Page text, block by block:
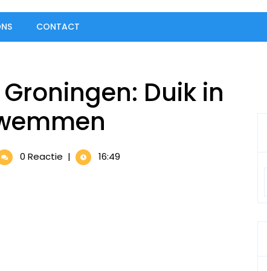
CONTACT
Duik in
0 Reactie | 16:49